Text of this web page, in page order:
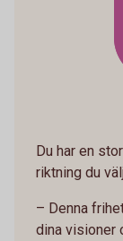
Du har en
riktning du
– Denna
dina visioner